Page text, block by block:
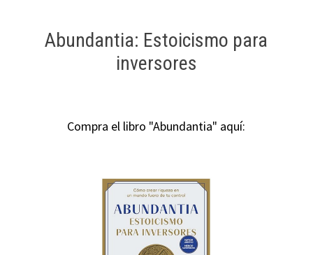
Abundantia: Estoicismo para
inversores
Compra el libro "Abundantia" aquí: